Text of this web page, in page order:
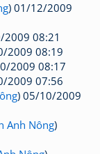
) 01/12/2009
2009 08:21
2009 08:19
2009 08:17
2009 07:56
) 05/10/2009
Anh Nông)